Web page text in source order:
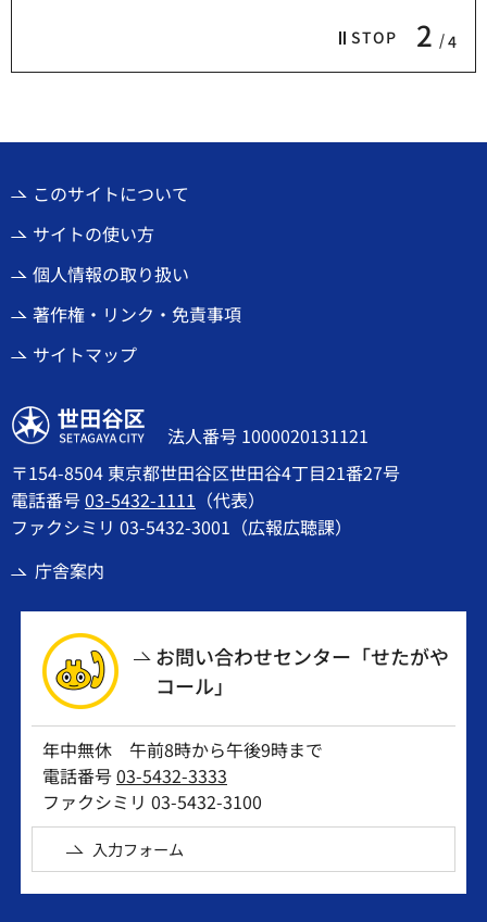
STOP 2 4
このサイトについて
サイトの使い方
個人情報の取り扱い
著作権・リンク・免責事項
サイトマップ
世田谷区
法人番号 1000020131121
〒154-8504 東京都世田谷区世田谷4丁目21番27号
電話番号03-5432-1111 （代表）
ファクシミリ 03-5432-3001（広報広聴課）
庁舎案内
お問い合わせセンター「せたがや
コール」
年中無休 午前8時から午後9時まで
電話番号03-5432-3333
ファクシミリ 03-5432-3100
入力フォーム